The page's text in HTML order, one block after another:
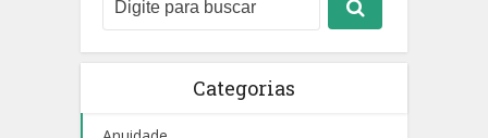
Categorias